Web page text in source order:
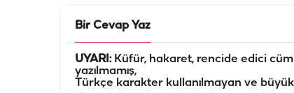
Bir Cevap Yaz
UYARI:Küfür, hakaret, rencide edici
yazılmamış,
Türkçe karakter kullanılmayan ve